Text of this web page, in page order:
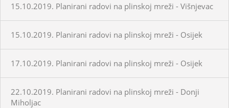
15.10.2019. Planirani radovi na plinskoj mreži - Višnjevac
15.10.2019. Planirani radovi na plinskoj mreži - Osijek
17.10.2019. Planirani radovi na plinskoj mreži - Osijek
22.10.2019. Planirani radovi na plinskoj mreži - Donji
Miholjac